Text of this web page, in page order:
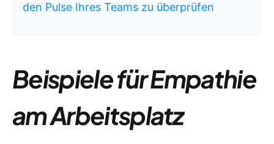
den Pulse Ihres Teams zu überprüfen
Beispiele für Empathie
am Arbeitsplatz